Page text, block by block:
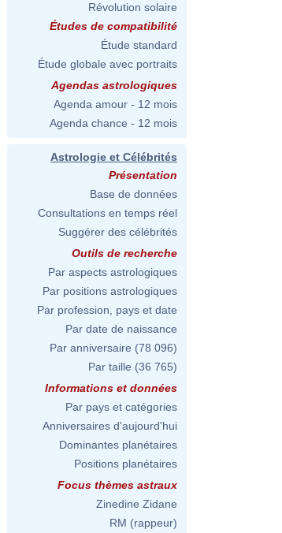
Révolution solaire
Études de compatibilité
Étude standard
Étude globale avec portraits
Agendas astrologiques
Agenda amour - 12 mois
Agenda chance - 12 mois
Astrologie et Célébrités
Présentation
Base de données
Consultations en temps réel
Suggérer des célébrités
Outils de recherche
Par aspects astrologiques
Par positions astrologiques
Par profession, pays et date
Par date de naissance
Par anniversaire (78 096)
Par taille (36 765)
Informations et données
Par pays et catégories
Anniversaires d'aujourd'hui
Dominantes planétaires
Positions planétaires
Focus thèmes astraux
Zinedine Zidane
RM (rappeur)